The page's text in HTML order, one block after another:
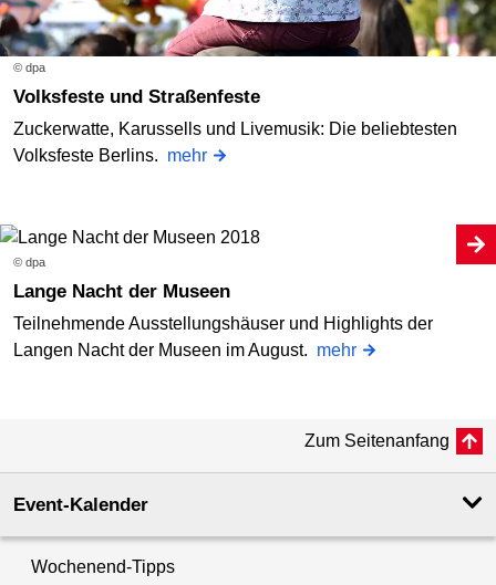
© dpa
Volksfeste und Straßenfeste
Zuckerwatte, Karussells und Livemusik: Die beliebtesten
Volksfeste Berlins. mehr
© dpa
Lange Nacht der Museen
Teilnehmende Ausstellungshäuser und Highlights der
Langen Nacht der Museen im August. mehr
Zum Seitenanfang
Event-Kalender
Wochenend-Tipps